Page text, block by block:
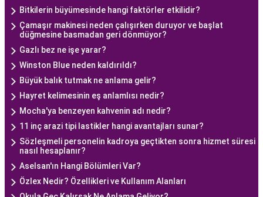
Bitkilerin büyümesinde hangi faktörler etkilidir?
Çamaşır makinesi neden çalışırken duruyor ve başlat
düğmesine basmadan geri dönmüyor?
Gazlı bez ne işe yarar?
Winston Blue neden kaldırıldı?
Büyük balık tutmak ne anlama gelir?
Hayret kelimesinin eş anlamlısı nedir?
Mocha'ya benzeyen kahvenin adı nedir?
11 inç arazi tipi lastikler hangi avantajları sunar?
Sözleşmeli personelin kadroya geçtikten sonra hizmet süresi
nasıl hesaplanır?
Aselsan'ın Hangi Bölümleri Var?
Özlex Nedir? Özellikleri ve Kullanım Alanları